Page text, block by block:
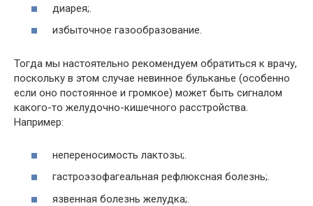
диарея;.
избыточное газообразование.
Тогда мы настоятельно рекомендуем обратиться к врачу,
поскольку в этом случае невинное бульканье (особенно
если оно постоянное и громкое) может быть сигналом
какого-то желудочно-кишечного расстройства.
Например:
непереносимость лактозы;.
гастроэзофагеальная рефлюксная болезнь;.
язвенная болезнь желудка;.